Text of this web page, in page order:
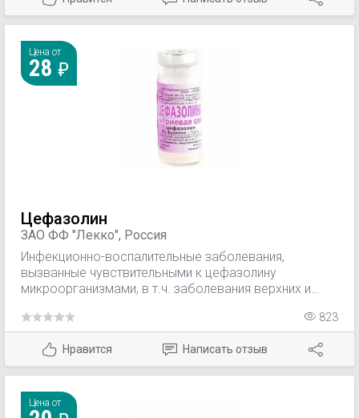
Цена от
28
Цефазолин
ЗАО ФФ "Лекко", Россия
Инфекционно-воспалительные заболевания,
вызванные чувствительными к цефазолину
микроорганизмами, в т.ч. заболевания верхних и
и желчевыводящих путей, органов малого таза, кожи
и мягких тканей, костей и суставов, эндокардит,
сепсис, перитонит, средний отит, остеомиелит,
мастит, раневые, ожоговые и послеоперационные
823
Нравится Написать отзыв
Цена от